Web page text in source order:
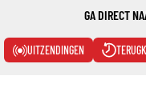
GA DIRECT
UITZENDINGEN